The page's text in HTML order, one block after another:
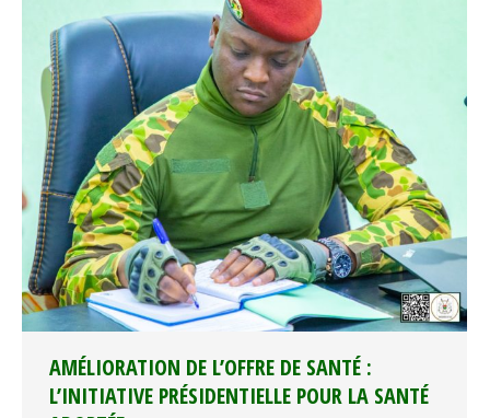
AMÉLIORATION DE L’OFFRE DE SANTÉ :
L’INITIATIVE PRÉSIDENTIELLE POUR LA SANTÉ